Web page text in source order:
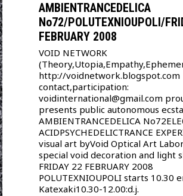
AMBIENTRANCEDELICA
No72/POLUTEXNIOUPOLI/
FEBRUARY 2008
VOID NETWORK
http://voidnetwork.blogspot.com
contact,participation:
voidinternational@gmail.com
presents public autonomous
AMBIENTRANCEDELICA
ACIDPSYCHEDELICTRANCE
visual art byVoid Optical Art
special void decoration and light
FRIDAY 22 FEBRUARY 2008
POLUTEXNIOUPOLI starts 10.30
Katexaki10.30-12.00:d.j.